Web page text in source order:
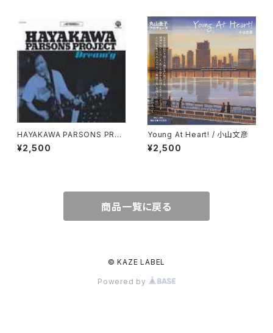
HAYAKAWA PARSONS PRO
JECT​ / DREAM'Y
¥2,500
Young At Heart! / 小山文彦
¥2,500
商品一覧に戻る
© KAZE LABEL
Powered by